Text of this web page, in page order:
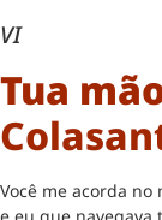
VI
Tua
Você me acorda no
e eu que navegava